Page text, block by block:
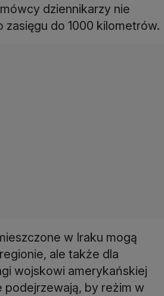
dziennikarzy nie
do 1000 kilometrów.
w Iraku mogą
ale także dla
wojskowi amerykańskiej
podejrzewają, by reżim w